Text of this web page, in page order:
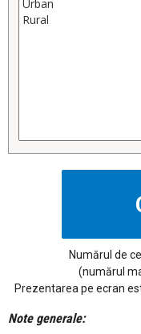
Numărul de
(numărul
Prezentarea pe ecran
Note generale: